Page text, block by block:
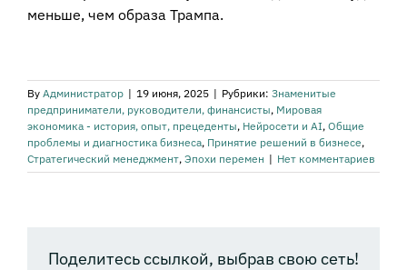
меньше, чем образа Трампа.
By Администратор | 19 июня, 2025 | Рубрики: Знаменитые
предприниматели, руководители, финансисты, Мировая
экономика - история, опыт, прецеденты, Нейросети и AI, Общие
проблемы и диагностика бизнеса, Принятие решений в бизнесе,
Стратегический менеджмент, Эпохи перемен | Нет комментариев
Поделитесь ссылкой, выбрав свою сеть!